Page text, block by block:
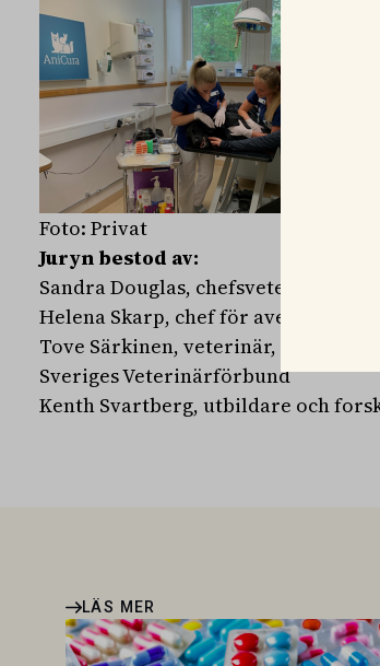
Foto: Privat
Juryn bestod av:
Sandra Douglas, chefsveterinär på
Helena Skarp, chef för avel och
Tove Särkinen, veterinär, och
Sveriges Veterinärförbund
Kenth Svartberg, utbildare och
LÄS MER